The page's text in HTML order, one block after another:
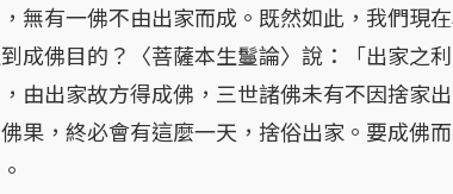
無有一佛不由出家而成。既然如此，我們現
成佛目的？〈菩薩本生鬘論〉說：「出家之
由出家故方得成佛，三世諸佛未有不因捨家
果，終必會有這麼一天，捨俗出家。要成佛而